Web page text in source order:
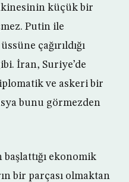
küçük bir
Putin ile
çağırıldığı
İran, Suriye’de
ve askeri bir
bunu görmezden
başlattığı ekonomik
bir parçası olmaktan